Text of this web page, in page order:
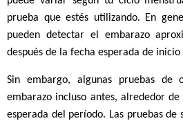
prueba que estés utilizando. En
pueden detectar el embarazo
después de la fecha esperada de
Sin embargo, algunas pruebas de
embarazo incluso antes, alrededor
esperada del período. Las pruebas de